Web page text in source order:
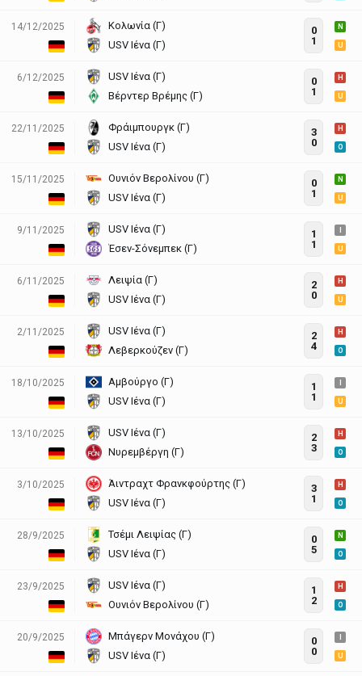
14/12/2025
Κολωνία (Γ)
USV Ιένα (Γ)
0
1
N
U
6/12/2025
USV Ιένα (Γ)
Βέρντερ Βρέμης (Γ)
0
1
H
U
22/11/2025
Φράιμπουργκ (Γ)
USV Ιένα (Γ)
3
0
H
O
15/11/2025
Ουνιόν Βερολίνου (Γ)
USV Ιένα (Γ)
0
1
N
U
9/11/2025
USV Ιένα (Γ)
Έσεν-Σόνεμπεκ (Γ)
1
1
U
6/11/2025
Λειψία (Γ)
USV Ιένα (Γ)
2
0
H
U
2/11/2025
USV Ιένα (Γ)
Λεβερκούζεν (Γ)
2
4
H
O
18/10/2025
Αμβούργο (Γ)
USV Ιένα (Γ)
1
1
U
13/10/2025
USV Ιένα (Γ)
Νυρεμβέργη (Γ)
2
3
H
O
3/10/2025
Άιντραχτ Φρανκφούρτης (Γ)
USV Ιένα (Γ)
3
1
H
O
28/9/2025
Τσέμι Λειψίας (Γ)
USV Ιένα (Γ)
0
5
N
O
23/9/2025
USV Ιένα (Γ)
Ουνιόν Βερολίνου (Γ)
1
2
H
O
20/9/2025
Μπάγερν Μονάχου (Γ)
USV Ιένα (Γ)
0
0
U